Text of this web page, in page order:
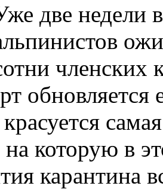
две недели
членских
красуется
на которую в
карантина